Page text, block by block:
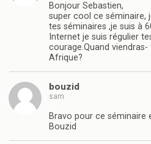
Bonjour Sebastien,
super cool ce séminaire,
tes séminaires ,je suis à
Internet je suis régulier
courage.Quand
Afrique?
bouzid
sam
Bravo pour ce séminaire
Bouzid